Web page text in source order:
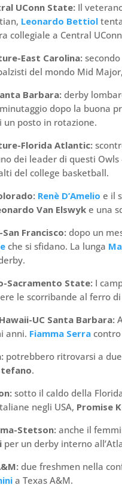
UConn State: Il
Leonardo Bettiol
collegiale a Central
East Carolina:
del mondo Mid Major,
Barbara: derby
dopo la buona
un posto in rotazione.
Florida Atlantic:
dei leader di questi
del college basketball.
Renè D’Amelio e il
Van Elswyke una
Francisco: dopo un
che si sfidano. La lunga
Sacramento State: I
le scorribande al ferro di
UC Santa Barbara:
anni. Fiamma Serra
potrebbero ritrovarsi a
.
sotto il caldo della
negli USA, Promise
Stetson:anche il
per un derby interno
due freshmen nella
a Texas A&M.